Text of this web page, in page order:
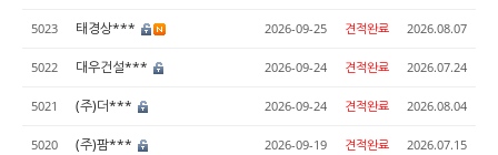
5023 태경상*** 2026-09-25 견적완료 2026.08.07
5022 대우건설*** 2026-09-24 견적완료 2026.07.24
5021 (주)더*** 2026-09-24 견적완료 2026.08.04
5020 (주)팜*** 2026-09-19 견적완료 2026.07.15